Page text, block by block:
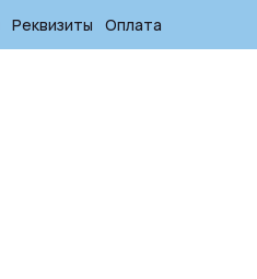
Реквизиты Оплата